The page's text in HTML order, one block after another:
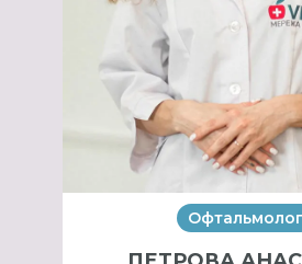
Офтальмолог